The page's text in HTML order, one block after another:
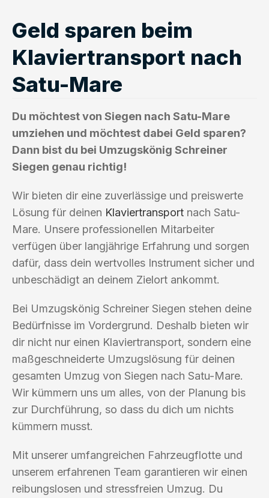
Geld sparen beim
Klaviertransport nach
Satu-Mare
Du möchtest von Siegen nach Satu-Mare
umziehen und möchtest dabei Geld sparen?
Dann bist du bei Umzugskönig Schreiner
Siegen genau richtig!
Wir bieten dir eine zuverlässige und preiswerte
Lösung für deinen Klaviertransport nach Satu-
Mare. Unsere professionellen Mitarbeiter
verfügen über langjährige Erfahrung und sorgen
dafür, dass dein wertvolles Instrument sicher und
unbeschädigt an deinem Zielort ankommt.
Bei Umzugskönig Schreiner Siegen stehen deine
Bedürfnisse im Vordergrund. Deshalb bieten wir
dir nicht nur einen Klaviertransport, sondern eine
maßgeschneiderte Umzugslösung für deinen
gesamten Umzug von Siegen nach Satu-Mare.
Wir kümmern uns um alles, von der Planung bis
zur Durchführung, so dass du dich um nichts
kümmern musst.
Mit unserer umfangreichen Fahrzeugflotte und
unserem erfahrenen Team garantieren wir einen
reibungslosen und stressfreien Umzug. Du